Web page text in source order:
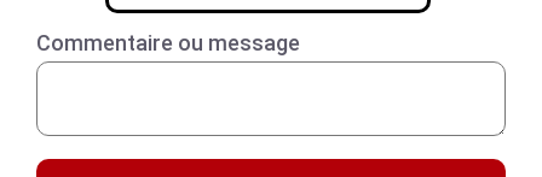
Commentaire ou message